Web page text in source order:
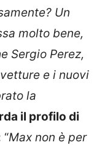
Un
molto bene,
Sergio Perez,
e i nuovi
la
il profilo di
“Max non è per